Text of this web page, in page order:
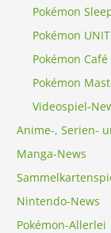
Pokémon
Pokémon
Pokémon
Pokémon
Videospiel-
Anime-, Serien-
Manga-News
Nintendo-News
Pokémon-Allerlei